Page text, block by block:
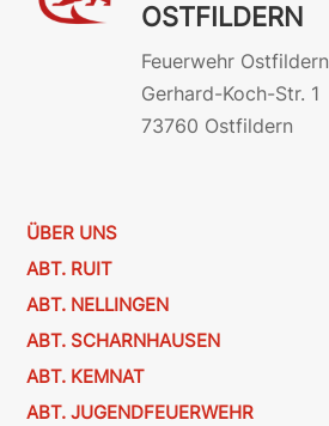
OSTFILDERN
Feuerwehr Ostfildern
Gerhard-Koch-Str. 1
73760 Ostfildern
ÜBER UNS
ABT. RUIT
ABT. NELLINGEN
ABT. SCHARNHAUSEN
ABT. KEMNAT
ABT. JUGENDFEUERWEHR